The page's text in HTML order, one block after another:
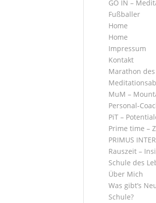
GO IN –
Fußballer
Home
Home
Impressum
Kontakt
Marathon
MuM –
Personal-
PiT –
Prime time –
PRIMUS
Rauszeit –
Schule des
Über Mich
Was gibt’s
Schule?